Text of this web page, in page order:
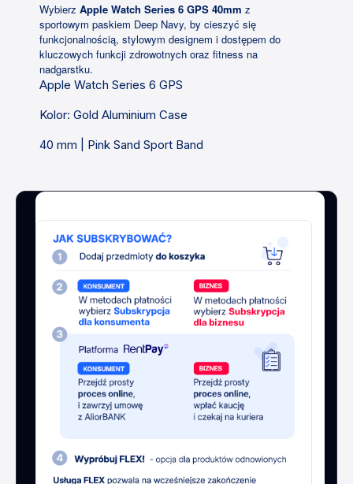
Wybierz Apple Watch Series 6 GPS 40mm z
sportowym paskiem Deep Navy, by cieszyć się
funkcjonalnością, stylowym designem i dostępem do
kluczowych funkcji zdrowotnych oraz fitness na
nadgarstku.
Apple Watch Series 6 GPS
Kolor: Gold Aluminium Case
40 mm | Pink Sand Sport Band